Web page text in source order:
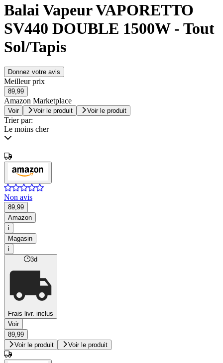
Balai Vapeur VAPORETTO
SV440 DOUBLE 1500W - Tout
Sol/Tapis
Donnez votre avis
Meilleur prix
89,99
Amazon Marketplace
Voir Voir le produit Voir le produit
Trier par:
Le moins cher
Non avis
89,99
Amazon
i
Magasin
i
3d
Frais livr. inclus
Voir
89,99
Voir le produit
Voir le produit